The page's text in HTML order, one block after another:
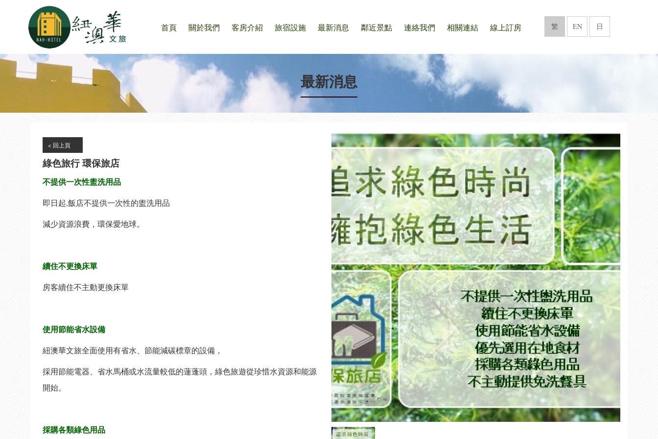
首頁 關於我們 客房介紹 旅宿設施 最新消息 鄰近景點 連絡我們 相關連結 線上訂房 繁 EN 日
最新消息
< 回上頁
綠色旅行 環保旅店
不提供一次性盥洗用品
即日起,飯店不提供一次性的盥洗用品
減少資源浪費，環保愛地球。
續住不更換床單
房客續住不主動更換床單
使用節能省水設備
紐澳華文旅全面使用有省水、節能減碳標章的設備，
採用節能電器、省水馬桶或水流量較低的蓮蓬頭，綠色旅遊從珍惜水資源和能源
開始。
採購各類綠色用品